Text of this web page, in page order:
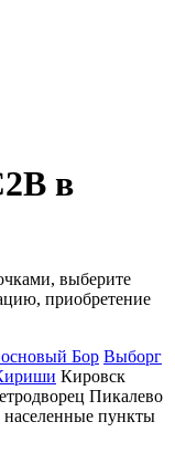
в
выберите
приобретение
Бор Выборг
Кировск
Пикалево
населенные пункты